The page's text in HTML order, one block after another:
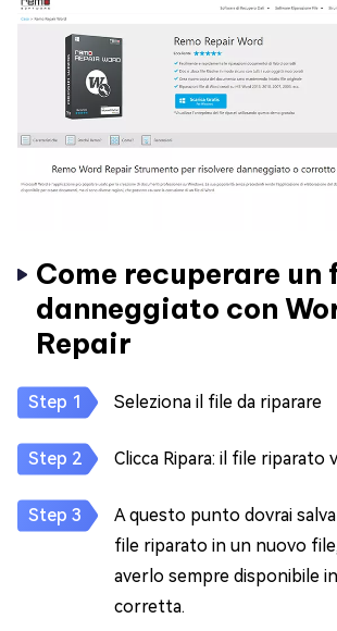
Come recuperare un
danneggiato con
Repair
Seleziona il file da riparare
Clicca Ripara: il file riparato
A questo punto dovrai
file riparato in un nuovo
averlo sempre disponibile
corretta.